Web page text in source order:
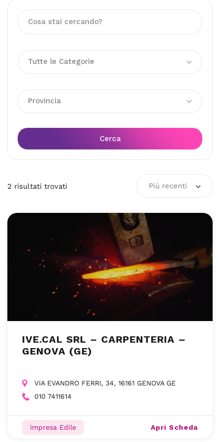
Tutte le Categorie
Provincia
Cerca
2 risultati trovati Più recenti
IVE.CAL SRL – CARPENTERIA –
GENOVA (GE)
VIA EVANDRO FERRI, 34, 16161 GENOVA GE
010 7411614
Impresa Edile Apri Scheda